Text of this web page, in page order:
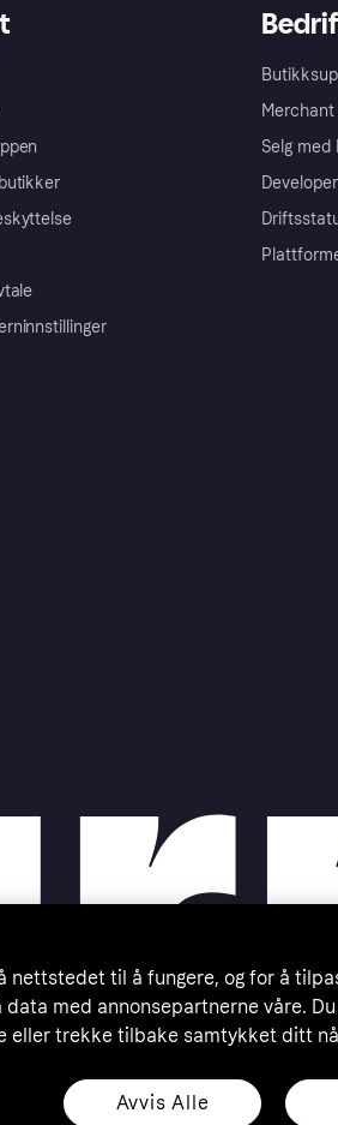
Merchant
Selg med
til å fungere, og for å
med annonsepartnerne våre.
eller trekke tilbake samtykket ditt
Avvis Alle